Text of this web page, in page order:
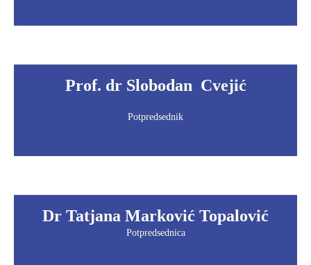
Prof. dr Slobodan Cvejić
Potpredsednik
Dr Tatjana Marković Topalović
Potpredsednica